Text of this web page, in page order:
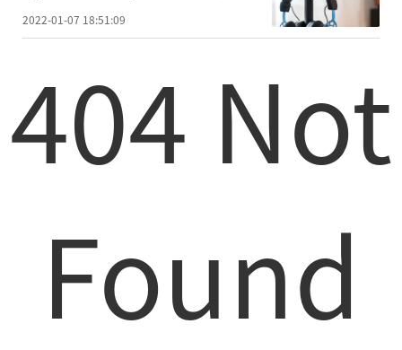
2022-01-07 18:51:09
404 Not
Found